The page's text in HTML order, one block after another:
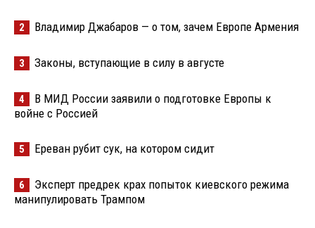
2 Владимир Джабаров — о том, зачем Европе Армения
3 Законы, вступающие в силу в августе
4
В МИД России заявили о подготовке Европы к
войне с Россией
5 Ереван рубит сук, на котором сидит
6
Эксперт предрек крах попыток киевского режима
манипулировать Трампом